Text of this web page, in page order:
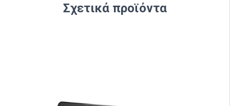
Σχετικά προϊόντα